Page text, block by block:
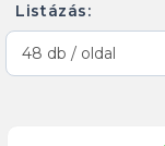
Listázás: